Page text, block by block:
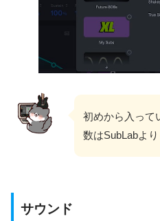
初めから入って
数はSubLabよ
サウンド